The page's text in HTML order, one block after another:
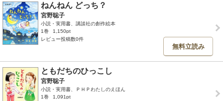
ねんねん どっち？
宮野聡子
小説・実用書、講談社の創作絵本
1巻
1,150pt
レビュー投稿数0件
無料立読み
ともだちのひっこし
宮野聡子
小説・実用書、ＰＨＰわたしのえほん
1巻
1,091pt